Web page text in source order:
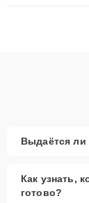
Выдаётся ли
Как узнать,
готово?